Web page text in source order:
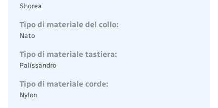
Shorea
Tipo di materiale del collo:
Nato
Tipo di materiale tastiera:
Palissandro
Tipo di materiale corde:
Nylon